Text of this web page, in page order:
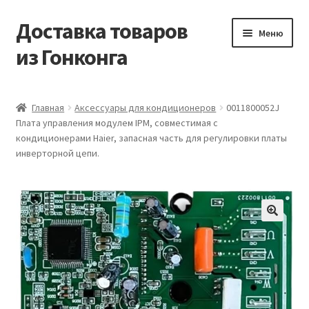
Перейти
к
навигации
Перейти
к
содержимому
Доставка товаров
из Гонконга
Меню
Контакты
Корзина
Мой аккаунт
Новости
Оптовый склад
Главная Аксессуары для кондиционеров
0011800052J
Плата управления модулем IPM, совместимая с
кондиционерами Haier, запасная часть для регулировки платы
инверторной цепи.